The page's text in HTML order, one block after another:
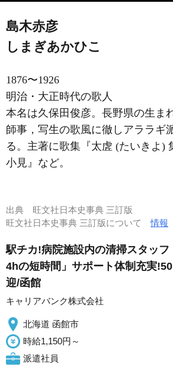
島木赤彦
しまぎあかひこ
1876〜1926
明治・大正時代の歌人
本名は久保田俊彦。長野県の生ま
師事，写生の歌風に徹しアララギ
る。主著に歌集『太虗 (たいきよ)
小見』など。
出典 旺文社日本史事典 三訂版
旺文社日本史事典 三訂版について情報
駅チカ!病院施設内の清掃スタッフ
4hの短時間」サポート体制充実
迎/函館
キャリアバンク株式会社
北海道 函館市
時給1,150円～
派遣社員